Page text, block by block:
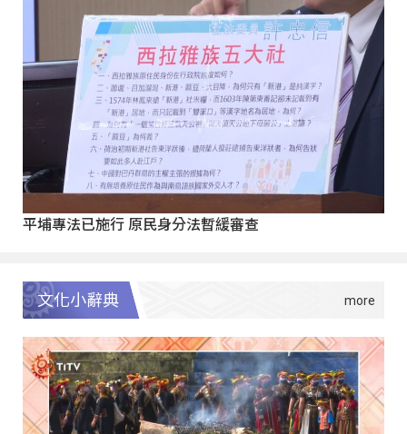
平埔專法已施行 原民身分法暫緩審查
文化小辭典